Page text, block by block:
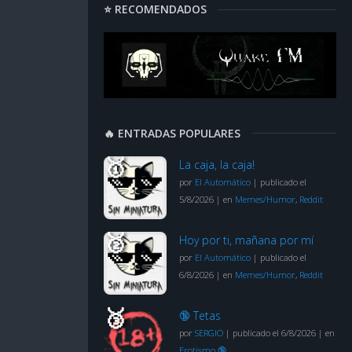
⭐ RECOMENDADOS
🔥 ENTRADAS POPULARES
La caja, la caja!
por El Automático | publicado el
5/8/2026 | en Memes/Humor, Reddit
Hoy por ti, mañana por mí
por El Automático | publicado el
6/8/2026 | en Memes/Humor, Reddit
🔞 Tetas
por SERGIO | publicado el 6/8/2026 | en